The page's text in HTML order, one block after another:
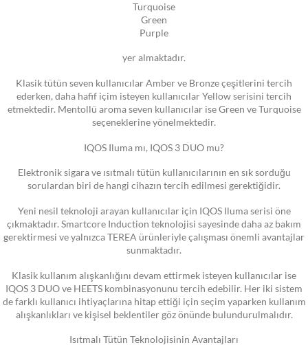
Turquoise
Green
Purple
yer almaktadır.
Klasik tütün seven kullanıcılar Amber ve Bronze çeşitlerini tercih
ederken, daha hafif içim isteyen kullanıcılar Yellow serisini tercih
etmektedir. Mentollü aroma seven kullanıcılar ise Green ve Turquoise
seçeneklerine yönelmektedir.
IQOS Iluma mı, IQOS 3 DUO mu?
Elektronik sigara ve ısıtmalı tütün kullanıcılarının en sık sorduğu
sorulardan biri de hangi cihazın tercih edilmesi gerektiğidir.
Yeni nesil teknoloji arayan kullanıcılar için IQOS Iluma serisi öne
çıkmaktadır. Smartcore Induction teknolojisi sayesinde daha az bakım
gerektirmesi ve yalnızca TEREA ürünleriyle çalışması önemli avantajlar
sunmaktadır.
Klasik kullanım alışkanlığını devam ettirmek isteyen kullanıcılar ise
IQOS 3 DUO ve HEETS kombinasyonunu tercih edebilir. Her iki sistem
de farklı kullanıcı ihtiyaçlarına hitap ettiği için seçim yaparken kullanım
alışkanlıkları ve kişisel beklentiler göz önünde bulundurulmalıdır.
Isıtmalı Tütün Teknolojisinin Avantajları